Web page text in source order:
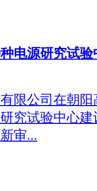
电源研究试
限公司在朝
究试验中心
审...